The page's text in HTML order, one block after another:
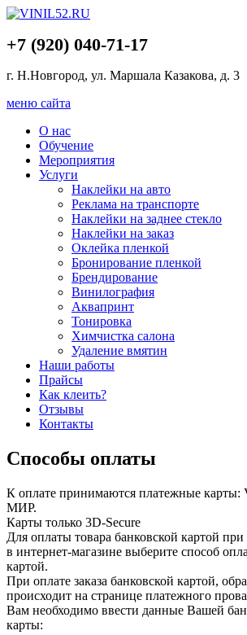
+7 (920) 040-71-17
г. Н.Новгород, ул. Маршала Казакова, д. 3
меню сайта
О нас
Обучение
Мероприятия
Услуги
Наклейки на авто
Реклама на транспорте
Наклейки на заднее стекло
Наклейки на заказ
Оклейка пленкой
Бронирование пленкой
Брендирование
Винилография
Аквапринт
Тонировка
Химчистка салона
Удаление вмятин
Наши работы
Прайсы
Как клеить?
Отзывы
Контакты
Способы оплаты
К оплате принимаются платежные карты:
МИР.
Карты только 3D-Secure
Для оплаты товара банковской картой
в интернет-магазине выберите способ
картой.
При оплате заказа банковской картой,
происходит на странице платежного
Вам необходимо ввести данные Вашей
карты: